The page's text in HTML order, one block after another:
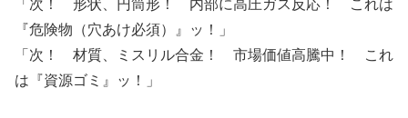
「次！ 形状、円筒形！ 内部に高圧ガス反応！ これは
『危険物（穴あけ必須）』ッ！」
「次！ 材質、ミスリル合金！ 市場価値高騰中！ これ
は『資源ゴミ』ッ！」